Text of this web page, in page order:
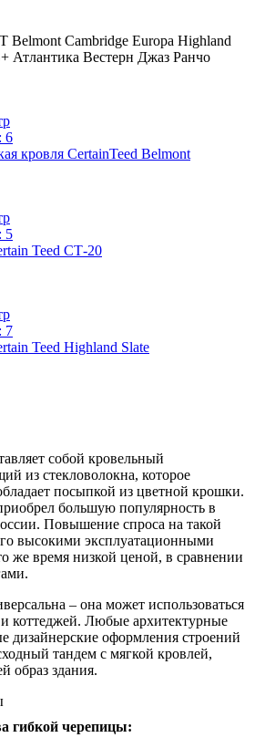
Belmont Cambridge Europa Highland
Атлантика Вестерн Джаз Ранчо
6
кровля CertainTeed Belmont
5
Teed СТ-20
7
Teed Highland Slate
собой кровельный
из стекловолокна, которое
посыпкой из цветной крошки.
большую популярность в
Повышение спроса на такой
высокими эксплуатационными
же время низкой ценой, в сравнении
– она может использоваться
коттеджей. Любые архитектурные
дизайнерские оформления строений
тандем с мягкой кровлей,
образ здания.
гибкой черепицы: